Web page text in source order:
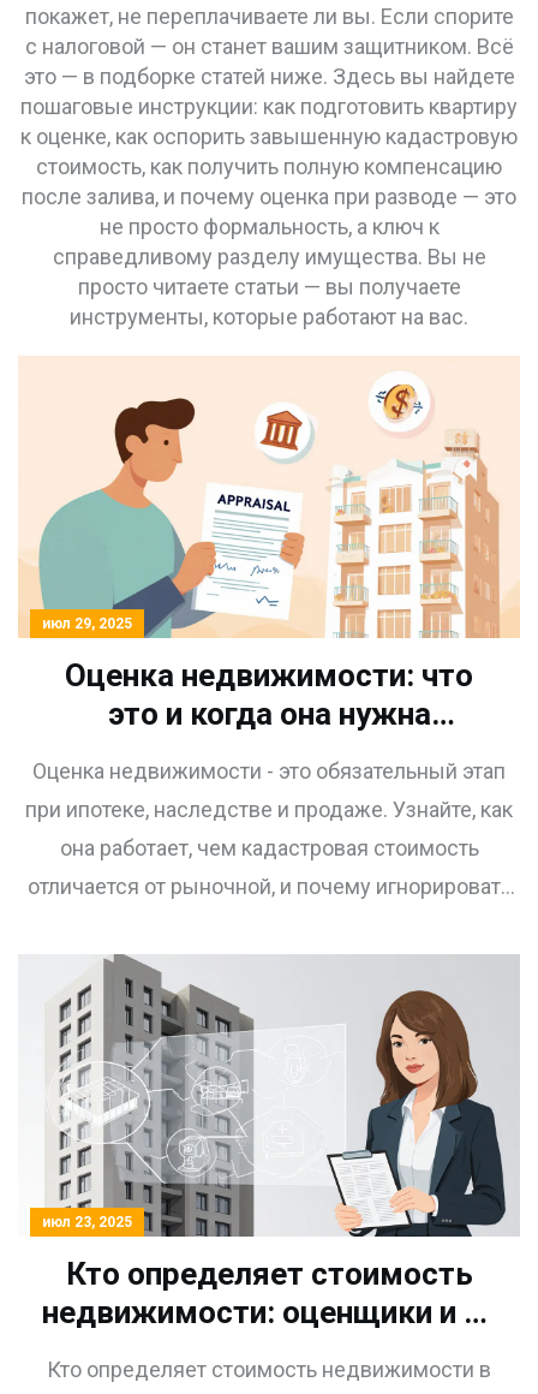
покажет, не переплачиваете ли вы. Если спорите
с налоговой — он станет вашим защитником. Всё
это — в подборке статей ниже. Здесь вы найдете
пошаговые инструкции: как подготовить квартиру
к оценке, как оспорить завышенную кадастровую
стоимость, как получить полную компенсацию
после залива, и почему оценка при разводе — это
не просто формальность, а ключ к
справедливому разделу имущества. Вы не
просто читаете статьи — вы получаете
инструменты, которые работают на вас.
июл 29, 2025
Оценка недвижимости: что
это и когда она нужна
собственнику и покупателю
Оценка недвижимости - это обязательный этап
при ипотеке, наследстве и продаже. Узнайте, как
она работает, чем кадастровая стоимость
отличается от рыночной, и почему игнорировать
июл 23, 2025
Кто определяет стоимость
недвижимости: оценщики и их
Кто определяет стоимость недвижимости в